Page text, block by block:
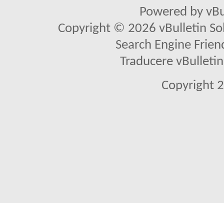
Powered by
Copyright © 2026 vBulletin
Search Engine
Traducere
Copyright